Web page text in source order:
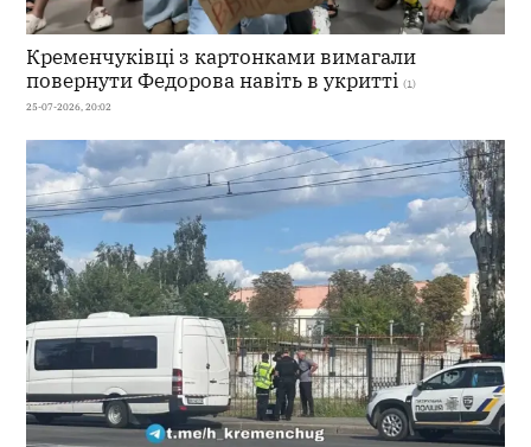
Кременчуківці з картонками вимагали
повернути Федорова навіть в укритті (1)
25-07-2026, 20:02